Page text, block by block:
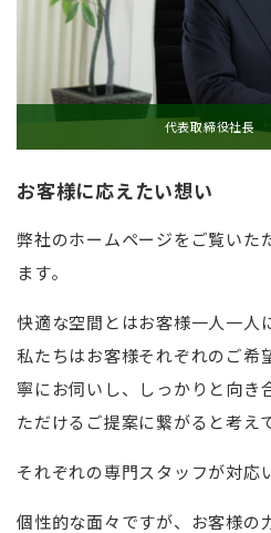
お客様に応えたい想い
弊社のホームページをご覧いた
ます。
快適な空間とはお客様一人一人
私たちはお客様それぞれのご希
寧にお伺いし、しっかりと向き
ただけるご提案に繋がると考え
それぞれの専門スタッフが対応
個性的な面々ですが、お客様の
代表取締役社長